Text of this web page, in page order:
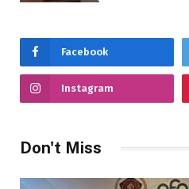
Facebook
Instagram
Don't Miss